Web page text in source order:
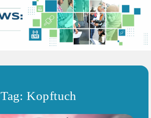
Tag: Kopftuch